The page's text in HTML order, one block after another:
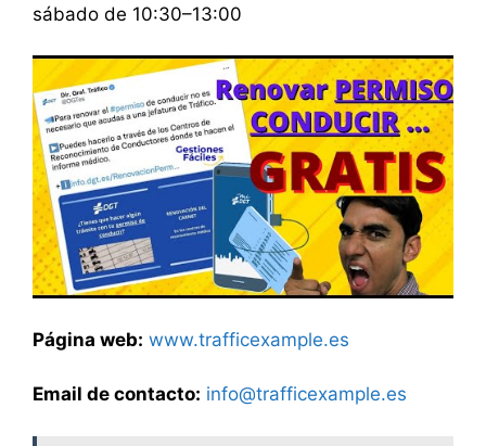
sábado de 10:30–13:00
Página web: www.trafficexample.es
Email de contacto: info@trafficexample.es